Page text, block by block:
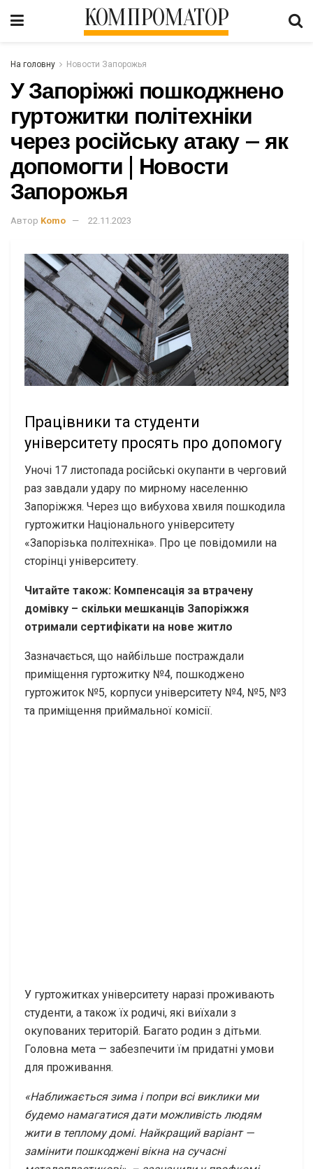
КОМПРОМАТОР
На головну Новости Запорожья
У Запоріжжі пошкоджнено
гуртожитки політехніки
через російську атаку – як
допомогти | Новости
Запорожья
Автор Komo 22.11.2023
Працівники та студенти
університету просять про допомогу
Уночі 17 листопада російські окупанти в черговий
раз завдали удару по мирному населенню
Запоріжжя. Через що вибухова хвиля пошкодила
гуртожитки Національного університету
«Запорізька політехніка». Про це повідомили на
сторінці університету.
Читайте також: Компенсація за втрачену
домівку – скільки мешканців Запоріжжя
отримали сертифікати на нове житло
Зазначається, що найбільше постраждали
приміщення гуртожитку №4, пошкоджено
гуртожиток №5, корпуси університету №4, №5, №3
та приміщення приймальної комісії.
У гуртожитках університету наразі проживають
студенти, а також їх родичі, які виїхали з
окупованих територій. Багато родин з дітьми.
Головна мета — забезпечити їм придатні умови
для проживання.
«Наближається зима і попри всі виклики ми
будемо намагатися дати можливість людям
жити в теплому домі. Найкращий варіант —
замінити пошкоджені вікна на сучасні